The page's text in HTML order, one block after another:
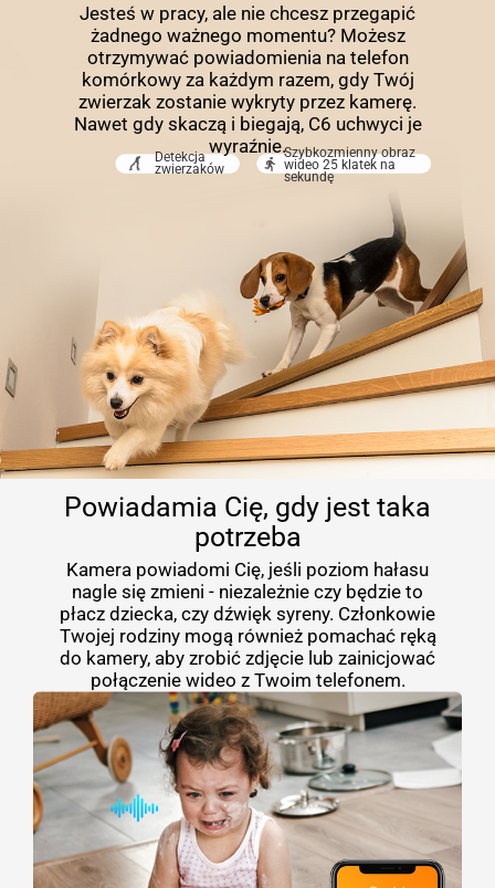
Jesteś w pracy, ale nie chcesz przegapić
żadnego ważnego momentu? Możesz
otrzymywać powiadomienia na telefon
komórkowy za każdym razem, gdy Twój
zwierzak zostanie wykryty przez kamerę.
Nawet gdy skaczą i biegają, C6 uchwyci je
wyraźnie.
Detekcja
zwierzaków
Szybkozmienny obraz
wideo 25 klatek na
sekundę
Powiadamia Cię, gdy jest taka
potrzeba
Kamera powiadomi Cię, jeśli poziom hałasu
nagle się zmieni - niezależnie czy będzie to
płacz dziecka, czy dźwięk syreny. Członkowie
Twojej rodziny mogą również pomachać ręką
do kamery, aby zrobić zdjęcie lub zainicjować
połączenie wideo z Twoim telefonem.